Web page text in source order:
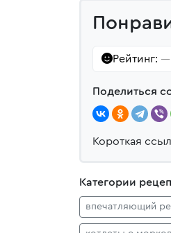
Рейтинг: —
Поделиться
Короткая
Категории
впечатляющий